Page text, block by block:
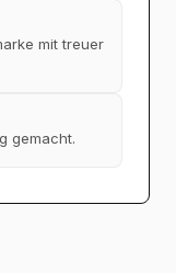
mit treuer
gemacht.